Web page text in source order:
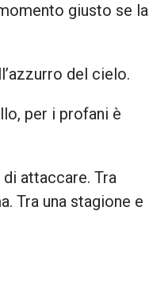
giusto se la
del cielo.
per i profani è
attaccare. Tra
Tra una stagione e